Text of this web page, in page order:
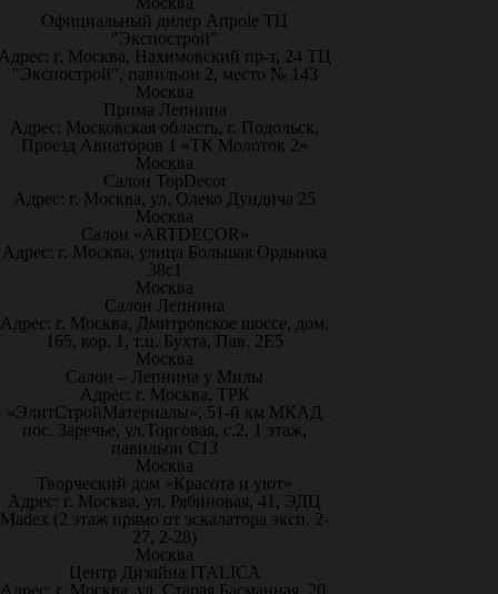
Официальный дилер Artpole ТЦ
"Экспострой"
г. Москва, Нахимовский пр-т, 24 ТЦ
"Экспострой", павильон 2, место № 143
Москва
Прима Лепнина
Адрес: Московская область, г. Подольск,
Проезд Авиаторов 1 «ТК Молоток 2»
Москва
Салон TopDecor
Адрес: г. Москва, ул. Олеко Дундича 25
Москва
Салон «ARTDECOR»
Адрес: г. Москва, улица Большая Ордынка
38с1
Москва
Салон Лепнина
Адрес: г. Москва, Дмитровское шоссе, дом.
165, кор. 1, т.ц. Бухта, Пав. 2Е5
Москва
Салон – Лепнина у Милы
Адрес: г. Москва, ТРК
«ЭлитСтройМатериалы», 51-й км МКАД
пос. Заречье, ул.Торговая, с.2, 1 этаж,
павильон С13
Москва
Творческий дом «Красота и уют»
Адрес: г. Москва, ул. Рябиновая, 41, ЭДЦ
Madex (2 этаж прямо от эскалатора эксп. 2-
27, 2-28)
Москва
Центр Дизайна ITALICA
Адрес: г. Москва, ул. Старая Басманная, 20,